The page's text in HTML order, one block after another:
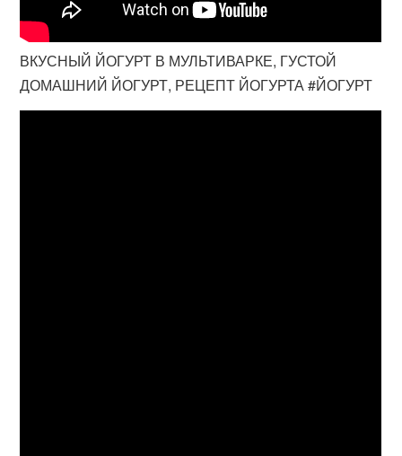
ВКУСНЫЙ ЙОГУРТ В МУЛЬТИВАРКЕ, ГУСТОЙ
ДОМАШНИЙ ЙОГУРТ, РЕЦЕПТ ЙОГУРТА #ЙОГУРТ